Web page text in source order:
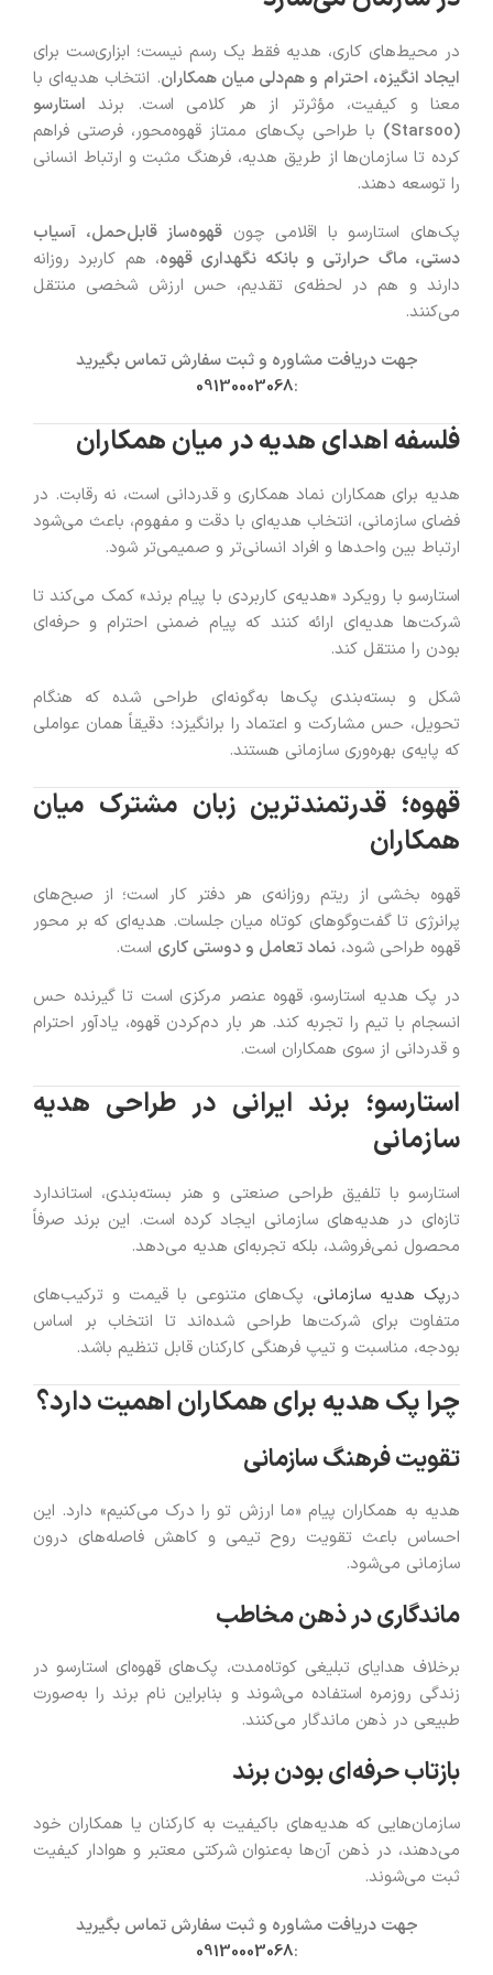
در محیط‌های کاری، هدیه فقط یک رسم نیست؛ ابزاری‌ست برای
ایجاد انگیزه، احترام و هم‌دلی میان همکاران. انتخاب هدیه‌ای با
معنا و کیفیت، مؤثرتر از هر کلامی است. برند استارسو
(Starsoo)
با طراحی پک‌های ممتاز قهوه‌محور، فرصتی فراهم
کرده تا سازمان‌ها از طریق هدیه، فرهنگ مثبت و ارتباط انسانی
را توسعه دهند.
پک‌های استارسو با اقلامی چون قهوه‌ساز قابل‌حمل، آسیاب
دستی، ماگ حرارتی و بانکه نگهداری قهوه، هم کاربرد روزانه
دارند و هم در لحظه‌ی تقدیم، حس ارزش شخصی منتقل
می‌کنند.
جهت دریافت مشاوره و ثبت سفارش تماس بگیرید
:
09130003068
فلسفه اهدای هدیه در میان همکاران
هدیه برای همکاران نماد همکاری و قدردانی است، نه رقابت. در
فضای سازمانی، انتخاب هدیه‌ای با دقت و مفهوم، باعث می‌شود
ارتباط بین واحدها و افراد انسانی‌تر و صمیمی‌تر شود.
استارسو با رویکرد «هدیه‌ی کاربردی با پیام برند» کمک می‌کند تا
شرکت‌ها هدیه‌ای ارائه کنند که پیام ضمنی احترام و حرفه‌ای
بودن را منتقل کند.
شکل و بسته‌بندی پک‌ها به‌گونه‌ای طراحی شده که هنگام
تحویل، حس مشارکت و اعتماد را برانگیزد؛ دقیقاً همان عواملی
که پایه‌ی بهره‌وری سازمانی هستند.
قهوه؛ قدرتمندترین زبان مشترک میان
همکاران
قهوه بخشی از ریتم روزانه‌ی هر دفتر کار است؛ از صبح‌های
پرانرژی تا گفت‌وگوهای کوتاه میان جلسات. هدیه‌ای که بر محور
قهوه طراحی شود، نماد تعامل و دوستی کاری است.
در پک هدیه استارسو، قهوه عنصر مرکزی است تا گیرنده حس
انسجام با تیم را تجربه کند. هر بار دم‌کردن قهوه، یادآور احترام
و قدردانی از سوی همکاران است.
استارسو؛ برند ایرانی در طراحی هدیه
سازمانی
استارسو با تلفیق طراحی صنعتی و هنر بسته‌بندی، استاندارد
تازه‌ای در هدیه‌های سازمانی ایجاد کرده است. این برند صرفاً
محصول نمی‌فروشد، بلکه تجربه‌ای هدیه می‌دهد.
درپک هدیه سازمانی، پک‌های متنوعی با قیمت و ترکیب‌های
متفاوت برای شرکت‌ها طراحی شده‌اند تا انتخاب بر اساس
بودجه، مناسبت و تیپ فرهنگی کارکنان قابل تنظیم باشد.
چرا پک هدیه برای همکاران اهمیت دارد؟
تقویت فرهنگ سازمانی
هدیه به همکاران پیام «ما ارزش تو را درک می‌کنیم» دارد. این
احساس باعث تقویت روح تیمی و کاهش فاصله‌های درون
سازمانی می‌شود.
ماندگاری در ذهن مخاطب
برخلاف هدایای تبلیغی کوتاه‌مدت، پک‌های قهوه‌ای استارسو در
زندگی روزمره استفاده می‌شوند و بنابراین نام برند را به‌صورت
طبیعی در ذهن ماندگار می‌کنند.
بازتاب حرفه‌ای بودن برند
سازمان‌هایی که هدیه‌های باکیفیت به کارکنان یا همکاران خود
می‌دهند، در ذهن آن‌ها به‌عنوان شرکتی معتبر و هوادار کیفیت
ثبت می‌شوند.
جهت دریافت مشاوره و ثبت سفارش تماس بگیرید
:
09130003068